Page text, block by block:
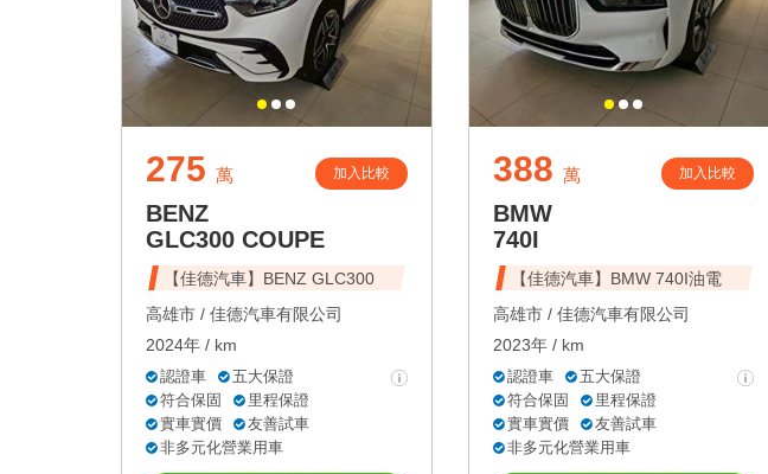
275 萬 加入比較
BENZ
GLC300 COUPE
【佳德汽車】BENZ GLC300
高雄市 / 佳德汽車有限公司
2024年 / km
認證車
五大保證
符合保固
里程保證
實車實價
友善試車
非多元化營業用車
388 萬 加入比較
BMW
740I
【佳德汽車】BMW 740I油電
高雄市 / 佳德汽車有限公司
2023年 / km
認證車
五大保證
符合保固
里程保證
實車實價
友善試車
非多元化營業用車